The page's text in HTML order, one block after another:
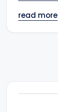
read more